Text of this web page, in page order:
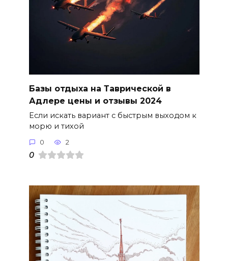
Базы отдыха на Таврической в
Адлере цены и отзывы 2024
Если искать вариант с быстрым выходом к
морю и тихой
0 2
0